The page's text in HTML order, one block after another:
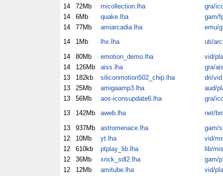
14
72Mb micollection.lha
gra/
14
6Mb quake.lha
gam/
14
77Mb amiarcadia.lha
emu/
14
1Mb lhx.lha
uti/arc
14
80Mb emotion_demo.lha
vid/pla
14
126Mb aiss.lha
gra/
13
182kb siliconmotion502_chip.lha
dri/vid
13
25Mb amigaamp3.lha
aud/
13
56Mb aos-iconsupdate6.lha
gra/
13
142Mb aweb.lha
net/
13
937Mb astromenace.lha
gam/
12
10Mb yt.lha
vid/
12
610kb ptplay_lib.lha
lib/mis
12
36Mb xrick_sdl2.lha
gam/
12
12Mb amitube.lha
vid/pla